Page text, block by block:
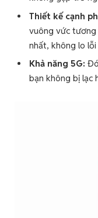
Thiết kế cạnh
vuông vức tương
nhất, không lo lỗi
Khả năng 5G:
bạn không bị lạc